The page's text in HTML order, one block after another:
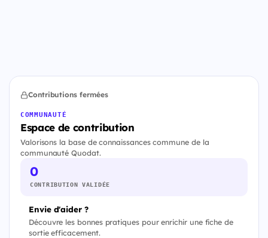
Contributions fermées
COMMUNAUTÉ
Espace de contribution
Valorisons la base de connaissances commune de la
communauté Quodat.
0
CONTRIBUTION VALIDÉE
Envie d'aider ?
Découvre les bonnes pratiques pour enrichir une fiche de
sortie efficacement.